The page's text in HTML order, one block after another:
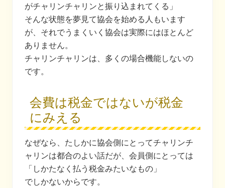
がチャリンチャリンと振り込まれてくる」
そんな状態を夢見て協会を始める人もいます
が、それでうまくいく協会は実際にはほとんど
ありません。
チャリンチャリンは、多くの場合機能しないの
です。
会費は税金ではないが税金
にみえる
なぜなら、たしかに協会側にとってチャリンチ
ャリンは都合のよい話だが、会員側にとっては
「しかたなく払う税金みたいなもの」
でしかないからです。